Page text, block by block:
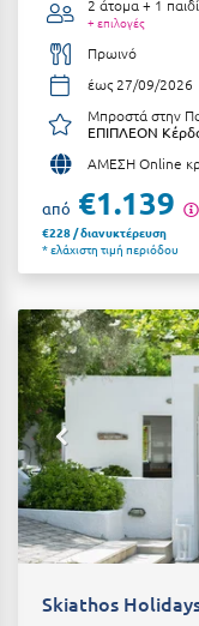
Μυστράς
Μυτιλήνη
Νάξος
Νάουσα
Ναύπλιο
Νέα Μάκρη
Νέα Στύρα Εύβοιας
Νέοι Πόροι Πιερίας
Ξ
2 άτομα + 1
+ επιλογές
Πρωινό
έως 27/09/2026
Μπροστά στην
ΕΠΙΠΛΕΟΝ
ΑΜΕΣΗ Online
από €1.139
€228 / διανυκτέρευση
* ελάχιστη τιμή περιόδου
Skiathos